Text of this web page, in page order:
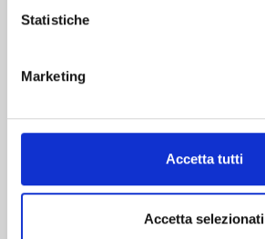
Statistiche
Marketing
Accetta tutti
Accetta selezionati